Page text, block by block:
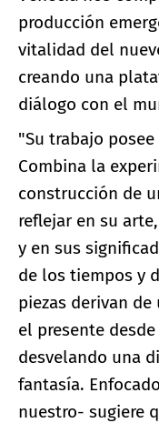
producción
vitalidad del
creando una
diálogo con el
"Su trabajo
Combina la
construcción de
reflejar en su
y en sus
de los tiempos y
piezas derivan
el presente
desvelando una
fantasía.
nuestro- sugiere